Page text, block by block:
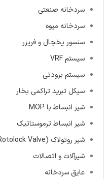
سردخانه صنعتی
سردخانه میوه
سنسور یخچال و فریزر
سیستم VRF
سیستم برودتی
سیکل تبرید تراکمی بخار
شیر انبساط با MOP
شیر انبساط ترموستاتیک
شیر روتولاک (Rotolock Valve)
شیرآلات و اتصالات
عایق سردخانه